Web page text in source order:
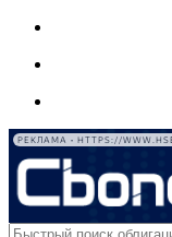
РЕКЛАМА • HTTPS://